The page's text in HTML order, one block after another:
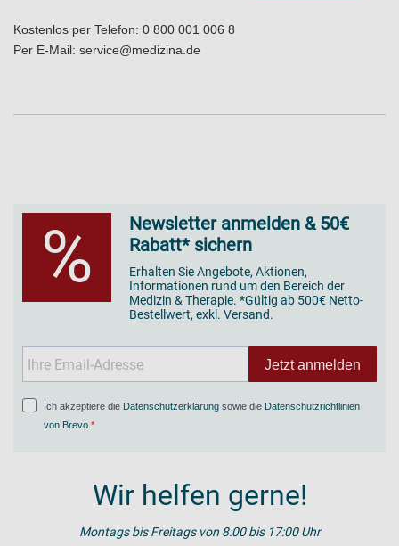
Kostenlos per Telefon: 0 800 001 006 8
Per E-Mail: service@medizina.de
%
Newsletter anmelden & 50€
Rabatt* sichern
Erhalten Sie Angebote, Aktionen,
Informationen rund um den Bereich der
Medizin & Therapie. *Gültig ab 500€ Netto-
Bestellwert, exkl. Versand.
Jetzt anmelden
Ich akzeptiere die Datenschutzerklärung sowie die Datenschutzrichtlinien
von Brevo
Wir helfen gerne!
Montags bis Freitags von 8:00 bis 17:00 Uhr